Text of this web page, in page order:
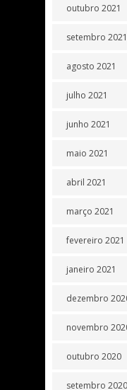
outubro 2021
setembro 2021
agosto 2021
julho 2021
junho 2021
maio 2021
abril 2021
março 2021
fevereiro 2021
janeiro 2021
dezembro
novembro
outubro 2020
setembro 2020